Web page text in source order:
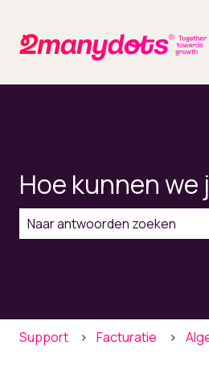
Hoe kunnen we
Support Facturatie